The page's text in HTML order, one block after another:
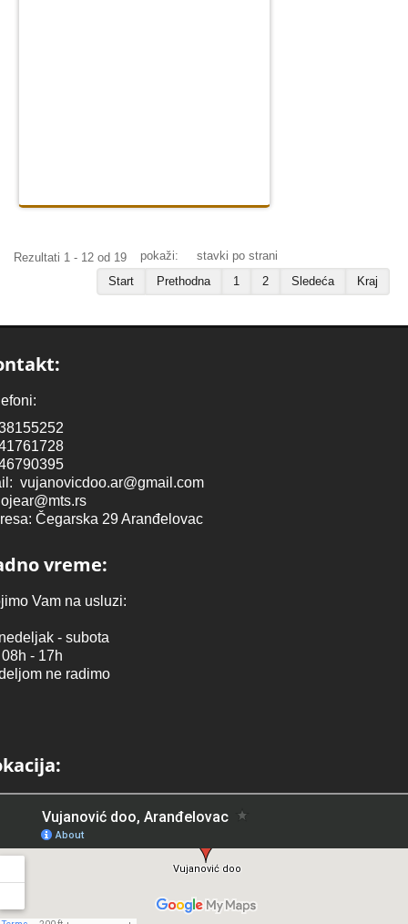
Rezultati 1 - 12 od 19 pokaži:
stavki po strani
Start
Prethodna 1 2 Sledeća Kraj
vujanovicdoo.ar@gmail.com
Čegarska 29 Aranđelovac
vreme:
Vam na usluzi:
- subota
- 17h
ne radimo